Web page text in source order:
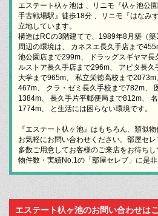
エステート杁ヶ池は 、リニモ『杁ヶ池公
手古戦場駅』徒歩18分 、リニモ『はなみ
立地しています。
構造はRCの3階建てで、1989年8月築（築
周辺の環境は、 カネスエ長久手店まで
池公園店まで299m、 ドラッグスギヤマ
ルストア長久手店まで296m、 アピタ長
大学まで965m、 私立栄徳高校まで
467m、 クラ・ゼミ長久手校まで782m、
1384m、 長久手片平郵便局まで812m、
1774m、 と生活には困らない環境です。
『エステート杁ヶ池』はもちろん、類似
お気軽にお問い合わせください。部屋セ
多数ご用意してお客様のご来店をお待ち
物件数・実績No.1の「部屋セレブ」に是非
エステート杁ヶ池のお問い合わせは